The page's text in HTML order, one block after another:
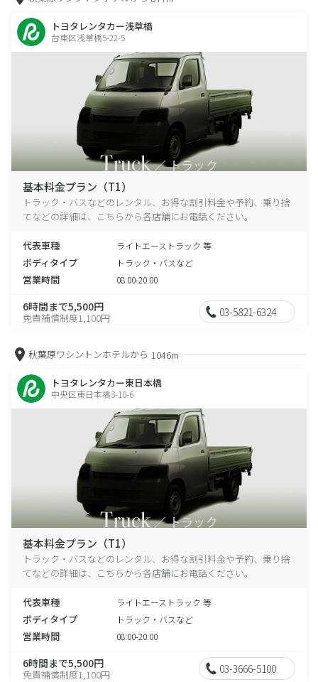
トヨタレンタカー浅草橋
台東区浅草橋5-22-5
基本料金プラン（T1）
トラック・バスなどのレンタル、お得な割引料金や予約、乗り捨
てなどの詳細は、こちらから各店舗にお電話ください。
代表車種 ライトエーストラック 等
ボディタイプ トラック・バスなど
営業時間 08:00-20:00
6時間まで5,500円
免責補償制度1,100円 03-5821-6324
秋葉原ワシントンホテルから 1046m
トヨタレンタカー東日本橋
中央区東日本橋3-10-6
基本料金プラン（T1）
トラック・バスなどのレンタル、お得な割引料金や予約、乗り捨
てなどの詳細は、こちらから各店舗にお電話ください。
代表車種 ライトエーストラック 等
ボディタイプ トラック・バスなど
営業時間 08:00-20:00
6時間まで5,500円
免責補償制度1,100円 03-3666-5100